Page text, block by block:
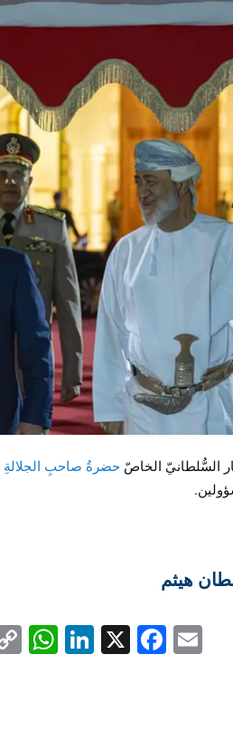
السُّلطانيّ الخاصّ حضرةُ صاحبِ
هيثم
Email
Facebook
X